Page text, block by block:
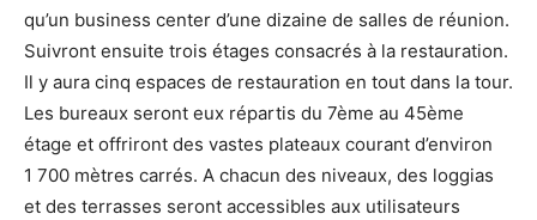
qu’un business center d’une dizaine de salles de réunion.
Suivront ensuite trois étages consacrés à la restauration.
Il y aura cinq espaces de restauration en tout dans la tour.
Les bureaux seront eux répartis du 7ème au 45ème
étage et offriront des vastes plateaux courant d’environ
1 700 mètres carrés. A chacun des niveaux, des loggias
et des terrasses seront accessibles aux utilisateurs